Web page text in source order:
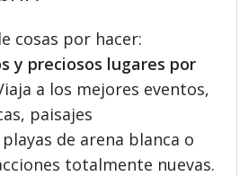
cosas por hacer:
y preciosos lugares por
a los mejores eventos,
paisajes
de arena blanca o
totalmente nuevas.